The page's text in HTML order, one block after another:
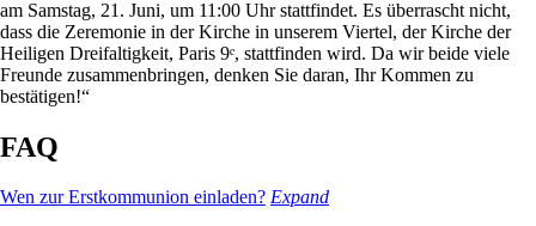
am Samstag, 21. Juni, um 11:00 Uhr stattfindet. Es überrascht nicht,
dass die Zeremonie in der Kirche in unserem Viertel, der Kirche der
Heiligen Dreifaltigkeit, Paris 9ᵉ, stattfinden wird. Da wir beide viele
Freunde zusammenbringen, denken Sie daran, Ihr Kommen zu
bestätigen!“
FAQ
Wen zur Erstkommunion einladen? Expand